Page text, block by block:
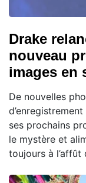
Drake
nouveau
images en
De nouvelles
ses prochains
le mystère et
toujours à l’affût